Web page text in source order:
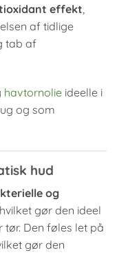
effekt,
af tidlige
tab af
havtornolie ideelle i
og som
hud
og
gør den ideel
tør. Den føles let på
gør den